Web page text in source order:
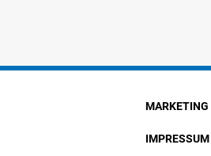
MARKETING
IMPRESSUM